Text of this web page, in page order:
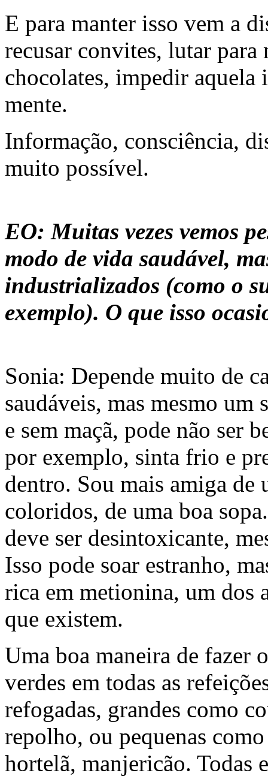
E para manter isso vem a
recusar convites, lutar para
chocolates, impedir aquela
mente.
Informação, consciência,
muito possível.
EO: Muitas vezes vemos
modo de vida saudável,
industrializados (como o
exemplo). O que isso
Sonia: Depende muito de
saudáveis, mas mesmo
e sem maçã, pode não ser
por exemplo, sinta frio e
dentro. Sou mais amiga de
coloridos, de uma boa
deve ser desintoxicante,
Isso pode soar estranho,
rica em metionina, um dos
que existem.
Uma boa maneira de fazer
verdes em todas as
refogadas, grandes como
repolho, ou pequenas
hortelã, manjericão. Todas